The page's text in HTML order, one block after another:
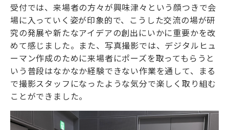
受付では、来場者の方々が興味津々という顔つきで会
場に入っていく姿が印象的で、こうした交流の場が研
究の発展や新たなアイデアの創出にいかに重要かを改
めて感じました。また、写真撮影では、デジタルヒュ
ーマン作成のために来場者にポーズを取ってもらうと
いう普段はなかなか経験できない作業を通して、まる
で撮影スタッフになったような気分で楽しく取り組む
ことができました。